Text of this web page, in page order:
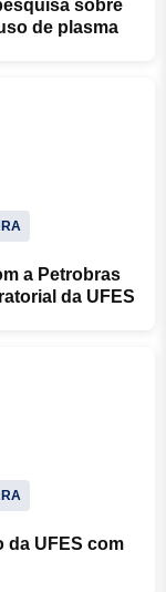
sobre
de plasma
a Petrobras
da UFES
da UFES com